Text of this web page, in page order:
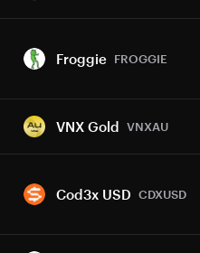
Froggie FROGGIE
VNX Gold VNXAU
Cod3x USD CDXUSD